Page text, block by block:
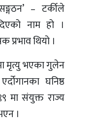
– टर्कीले
नाम हो ।
थियो ।
मृत्यु भएका गुलेन
घनिष्ठ
मा संयुक्त राज्य
।